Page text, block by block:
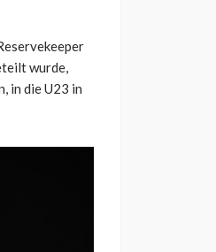
wurde,
in die U23 in